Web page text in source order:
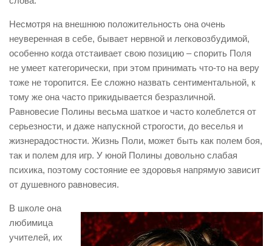
Несмотря на внешнюю положительность она очень
неуверенная в себе, бывает нервной и легковозбудимой,
особенно когда отстаивает свою позицию – спорить Поля
не умеет категорически, при этом принимать что-то на веру
тоже не торопится. Ее сложно назвать сентиментальной, к
тому же она часто прикидывается безразличной.
Равновесие Полины весьма шаткое и часто колеблется от
серьезности, и даже напускной строгости, до веселья и
жизнерадостности. Жизнь Поли, может быть как полем боя,
так и полем для игр. У юной Полины довольно слабая
психика, поэтому состояние ее здоровья напрямую зависит
от душевного равновесия.
В школе она
любимица
учителей, их